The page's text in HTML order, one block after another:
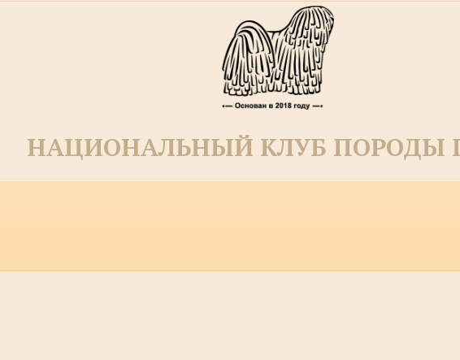
НАЦИОНАЛЬНЫЙ КЛУБ ПОРОДЫ